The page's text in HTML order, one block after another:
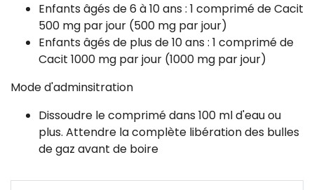
Enfants âgés de 6 à 10 ans : 1 comprimé de Cacit
500 mg par jour (500 mg par jour)
Enfants âgés de plus de 10 ans : 1 comprimé de
Cacit 1000 mg par jour (1000 mg par jour)
Mode d'adminsitration
Dissoudre le comprimé dans 100 ml d'eau ou
plus. Attendre la complète libération des bulles
de gaz avant de boire